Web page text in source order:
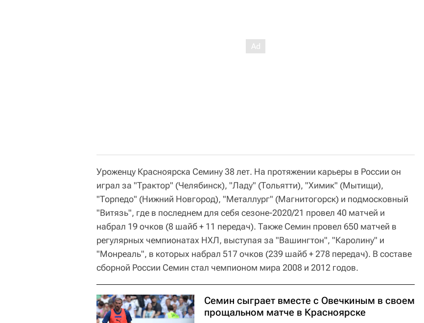
Уроженцу Красноярска Семину 38 лет. На протяжении карьеры в России он
играл за "Трактор" (Челябинск), "Ладу" (Тольятти), "Химик" (Мытищи),
"Торпедо" (Нижний Новгород), "Металлург" (Магнитогорск) и подмосковный
"Витязь", где в последнем для себя сезоне-2020/21 провел 40 матчей и
набрал 19 очков (8 шайб + 11 передач). Также Семин провел 650 матчей в
регулярных чемпионатах НХЛ, выступая за "Вашингтон", "Каролину" и
"Монреаль", в которых набрал 517 очков (239 шайб + 278 передач). В составе
сборной России Семин стал чемпионом мира 2008 и 2012 годов.
Семин сыграет вместе с Овечкиным в своем
прощальном матче в Красноярске